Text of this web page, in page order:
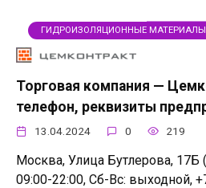
ГИДРОИЗОЛЯЦИОННЫЕ МАТЕРИАЛЫ
Торговая компания —
телефон, реквизиты
13.04.2024 0 219
Москва, Улица Бутлерова,
09:00-22:00, Сб-Вс: выходной,